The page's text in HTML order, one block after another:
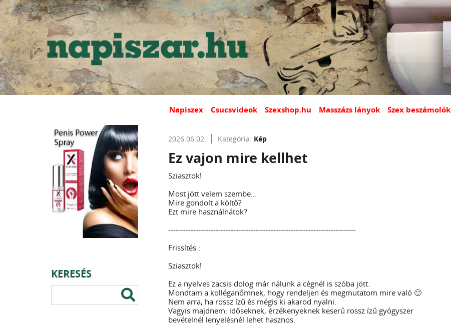
Napiszex Csucsvideok Szexshop.hu Masszázs lányok Szex beszámolók
KERESÉS
2026.06.02. Kategória: Kép
Ez vajon mire kellhet
Sziasztok!
Most jött velem szembe...
Mire gondolt a költő?
Ezt mire használnátok?
---------------------------------------------------------------------------
Frissítés :
Sziasztok!
Ez a nyelves zacsis dolog már nálunk a cégnél is szóba jött.
Mondtam a kolléganőmnek, hogy rendeljen és megmutatom mire való 🙂
Nem arra, ha rossz ízű és mégis ki akarod nyalni.
Vagyis majdnem: időseknek, érzékenyeknek keserű rossz ízű gyógyszer
bevételnél lenyelésnél lehet hasznos.